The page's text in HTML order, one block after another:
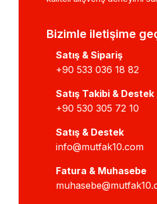
Bizimle iletişime
Satış & Sipariş
+90 533 036 18 82
Satış Takibi & Destek
+90 530 305 72 10
Satış & Destek
info@mutfak10.com
Fatura & Muhasebe